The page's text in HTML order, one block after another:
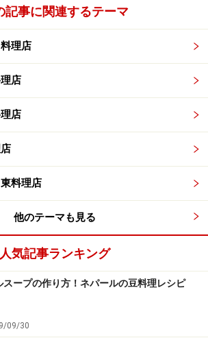
記事に関連するテーマ
理店
店
店
料理店
他のテーマも見る
人気記事ランキング
スープの作り方！ネパールの豆料理レシピ
09/30